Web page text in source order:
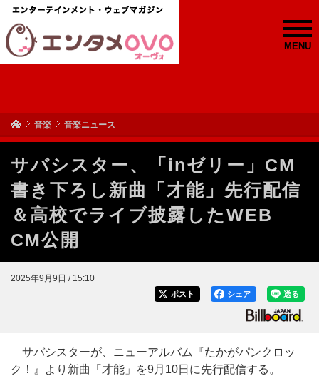
MENU
音楽 音楽ニュース
サバシスター、「inゼリー」CM
書き下ろし新曲「才能」先行配信
＆高校でライブ披露したWEB
CM公開
2025年9月9日 / 15:10
送る
シェア
ポスト
サバシスターが、ニューアルバム『たかがパンクロッ
ク！』より新曲「才能」を9月10日に先行配信する。